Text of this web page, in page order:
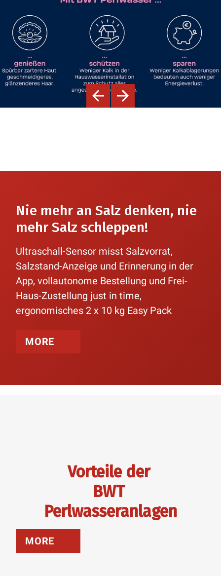
Nie mehr an Salz denken, nie
mehr Salz schleppen!
Ultraschall-Sensor misst Salzvorrat,
Salzstand-Anzeige und Erinnerung in der
App, vollautonome Bestellung und Frei-
Haus-Zustellung just in time,
ergonomisches 2 x 10 kg Easy Pack
MORE
Vorteile der
BWT
Perlwasseranlagen
MORE